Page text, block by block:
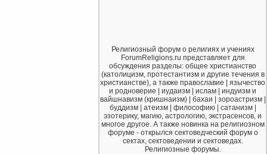
Религиозный форум о религиях и учениях
ForumReligions.ru представляет для
обсуждения разделы: общее христианство
(католицизм, протестантизм и другие течения в
христианстве), а также православие | язычество
и родноверие | иудаизм | ислам | индуизм и
вайшнавизм (кришнаизм) | бахаи | зороастризм |
буддизм | атеизм | философию | сатанизм |
эзотерику, магию, астрологию, экстрасенсов, и
многое другое. А также новинка на религиозном
форуме - открылся сектоведческий форум о
сектах, сектоведении и сектоведах.
Религиозные форумы.